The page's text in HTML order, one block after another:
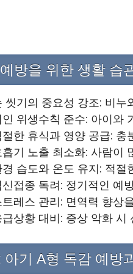
방을 위한 생활 습
씻기의 중요성 강조: 비
인 위생수칙 준수: 아이와
절한 휴식과 영양 공급:
흡기 노출 최소화: 사람이
경 습도와 온도 유지: 적
신접종 독려: 정기적인 예
트레스 관리: 면역력 향상
급상황 대비: 증상 악화
아기 A형 독감 예방